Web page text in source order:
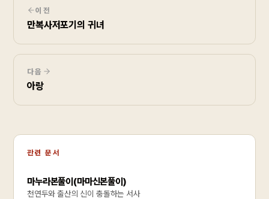
이전
만복사저포기의 귀녀
다음
아랑
관련 문서
마누라본풀이(마마신본풀이)
천연두와 출산의 신이 충돌하는 서사